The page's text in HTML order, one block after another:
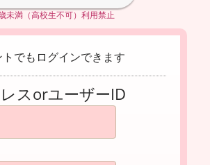
未満（高校生不可）利用禁止
でもログインできます
スorユーザーID